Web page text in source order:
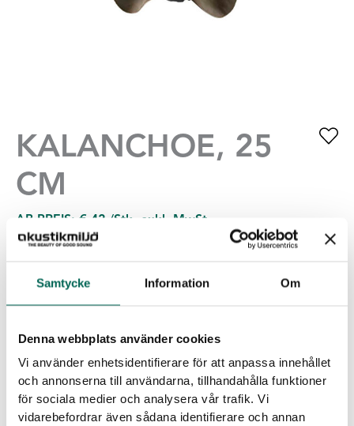
Samtycke Information Om
Denna webbplats använder cookies
Vi använder enhetsidentifierare för att anpassa innehållet
och annonserna till användarna, tillhandahålla funktioner
för sociala medier och analysera vår trafik. Vi
vidarebefordrar även sådana identifierare och annan
KALANCHOE, 25
CM
AB PREIS: € 42 /Stk. exkl. MwSt.
Hochwertige Kunstpflanzen für die Gestaltung aller
Metalltabletts können Sie ganz einfach Raumteiler und grüne
Oasen gestalten.
-
Kalanchoe,
25
cm
+ ZUR LISTE HINZUFÜGEN